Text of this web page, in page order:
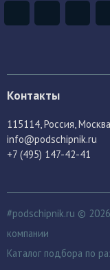
Контакты
115114, Россия,
info@podschipnik.ru
+7 (495) 147-42-41
#podschipnik.ru ©
компании
Каталог подбора по